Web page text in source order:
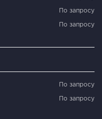
По запросу
По запросу
По запросу
По запросу